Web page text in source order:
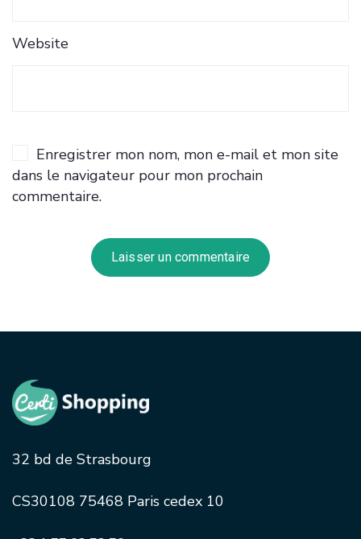
Website
Enregistrer mon nom, mon e-mail et mon site
dans le navigateur pour mon prochain
commentaire.
32 bd de Strasbourg
CS30108 75468 Paris cedex 10